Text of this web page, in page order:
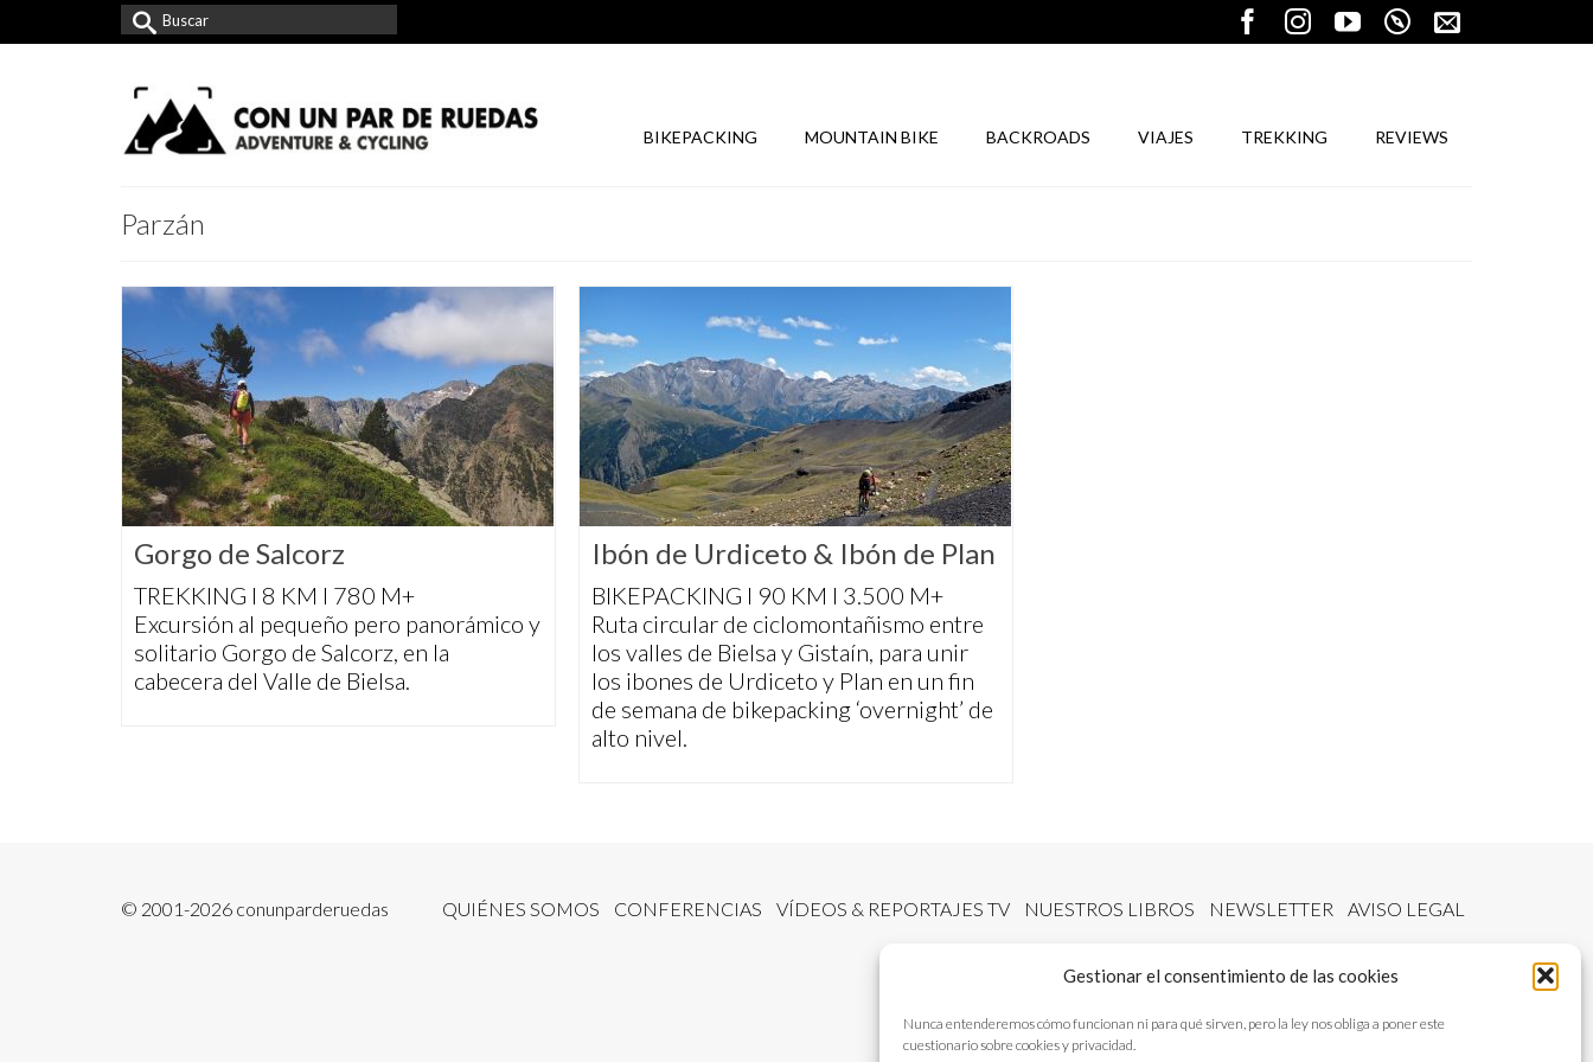
Gestionar el consentimiento de las cookies
Nunca entenderemos cómo funcionan ni para qué sirven, pero la ley nos obliga a poner este
cuestionario sobre cookies y privacidad.
Buscar
por:
BIKEPACKING MOUNTAIN BIKE BACKROADS VIAJES TREKKING REVIEWS
Parzán
Gorgo de Salcorz
TREKKING I 8 KM I 780 M+
Excursión al pequeño pero panorámico y
solitario Gorgo de Salcorz, en la
cabecera del Valle de Bielsa.
Ibón de Urdiceto & Ibón de Plan
BIKEPACKING I 90 KM I 3.500 M+
Ruta circular de ciclomontañismo entre
los valles de Bielsa y Gistaín, para unir
los ibones de Urdiceto y Plan en un fin
de semana de bikepacking ‘overnight’ de
alto nivel.
QUIÉNES SOMOS CONFERENCIAS VÍDEOS & REPORTAJES TV NUESTROS LIBROS NEWSLETTER AVISO LEGAL
© 2001-2026 conunparderuedas